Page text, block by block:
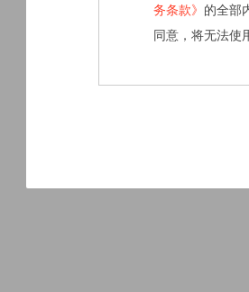
务条款》 的全部
同意，将无法使